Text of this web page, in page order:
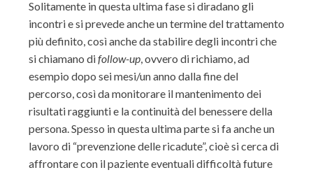
Solitamente in questa ultima fase si diradano gli
incontri e si prevede anche un termine del trattamento
più definito, così anche da stabilire degli incontri che
si chiamano difollow-up, ovvero di richiamo, ad
esempio dopo sei mesi/un anno dalla fine del
percorso, così da monitorare il mantenimento dei
risultati raggiunti e la continuità del benessere della
persona. Spesso in questa ultima parte si fa anche un
lavoro di “prevenzione delle ricadute”, cioè si cerca di
affrontare con il paziente eventuali difficoltà future